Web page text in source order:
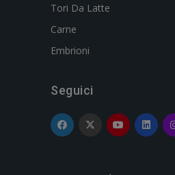
Tori Da Latte
Carne
Embrioni
Seguici